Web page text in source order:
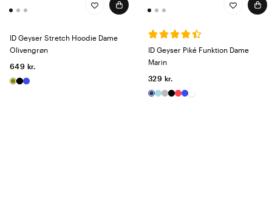
ID Geyser Stretch Hoodie Dame
Olivengrøn
649 kr.
ID Geyser Piké Funktion Dame
Marin
329 kr.